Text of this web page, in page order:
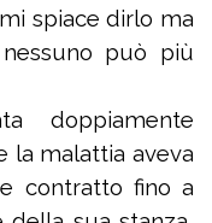
spiace dirlo ma
può più
doppiamente
la malattia aveva
contratto fino a